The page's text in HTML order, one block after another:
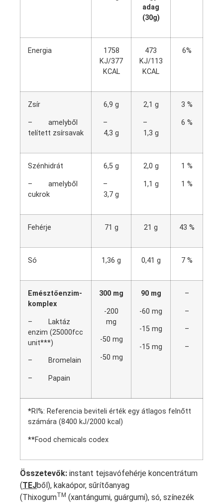
adag
(30g)
Energia
1758
KJ/377
KCAL
473
KJ/113
KCAL
6%
Zsír
– amelyből
telített zsírsavak
6,9 g
–
4,3 g
2,1 g
–
1,3 g
3 %
6 %
Szénhidrát
– amelyből
cukrok
6,5 g
–
3,7 g
2,0 g
1,1 g
1 %
1 %
Fehérje 71 g 21 g 43 %
Só 1,36 g 0,41 g 7 %
Emésztőenzim-
komplex
– Laktáz
enzim (25000fcc
unit***)
– Bromelain
– Papain
300 mg
-200
mg
-50 mg
-50 mg
90 mg
-60 mg
-15 mg
-15 mg
–
–
–
–
*RI%: Referencia beviteli érték egy átlagos felnőtt
számára (8400 kJ/2000 kcal)
**Food chemicals codex
Összetevők: instant tejsavófehérje koncentrátum
(TEJből), kakaópor, sűrítőanyag
(ThixogumTM (xantángumi, guárgumi), só, színezék